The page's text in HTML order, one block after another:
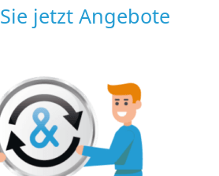
jetzt Angebote